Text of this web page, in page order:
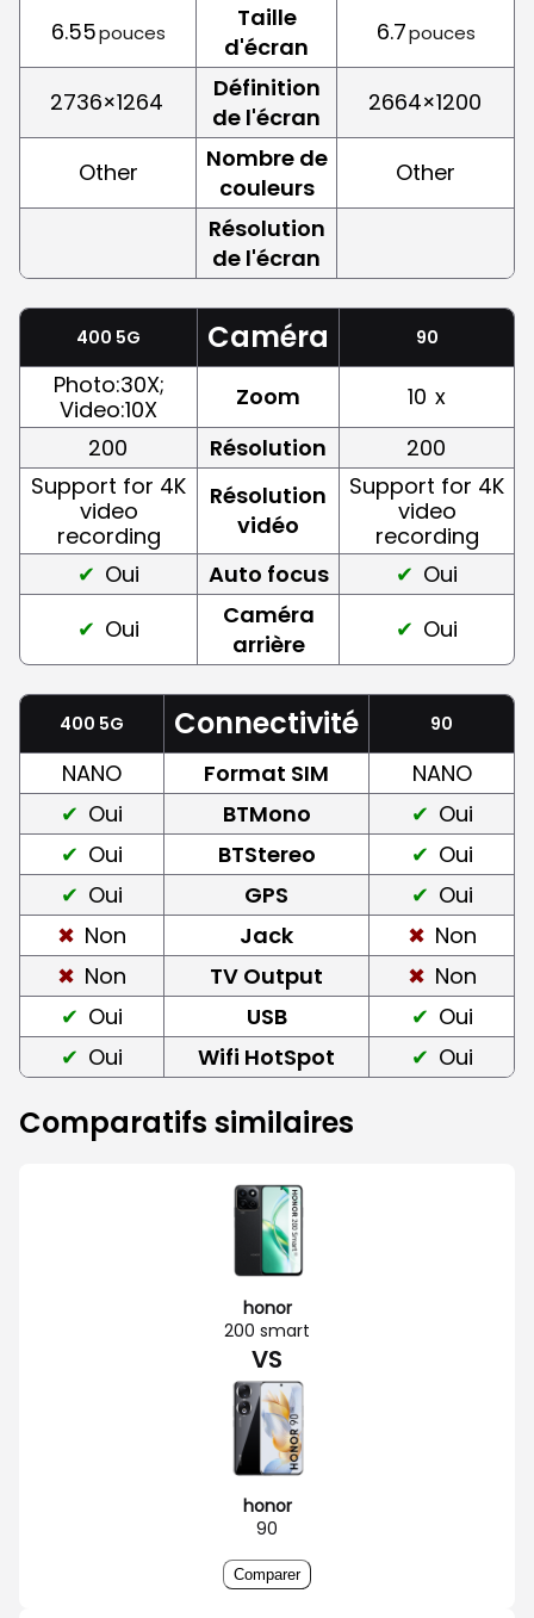
6.55pouces
Taille
d'écran
6.7pouces
2736×1264
Définition
de l'écran
2664×1200
Other
Nombre de
couleurs
Other
Résolution
de l'écran
400 5G Caméra 90
Photo:30X;
Video:10X
Zoom 10 x
200
Résolution
200
Support for 4K
video
recording
Résolution
vidéo
Support for 4K
video
recording
Oui
Auto focus
Oui
Oui
Caméra
arrière
Oui
400 5G Connectivité 90
NANO Format SIM
NANO
Oui
BTMono
Oui
Oui
BTStereo
Oui
Oui
GPS
Oui
Non
Jack
Non
Non
TV Output
Non
Oui
USB
Oui
Oui
Wifi HotSpot Oui
Comparatifs similaires
honor
200 smart
VS
honor
90
Comparer